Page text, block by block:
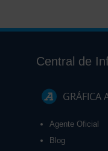
Central de
GRÁFICA
Agente Oficial
Blog